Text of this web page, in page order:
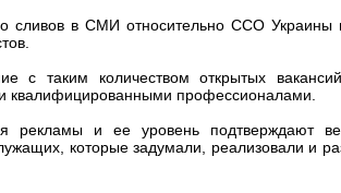
сливов в СМИ относительно ССО Украины
с таким количеством открытых
квалифицированными профессионалами.
рекламы и ее уровень подтверждают
которые задумали, реализовали и